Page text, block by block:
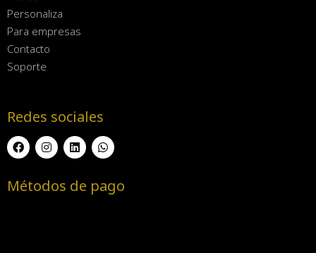
Personaliza
Para empresas
Contacto
Soporte
Redes sociales
Métodos de pago